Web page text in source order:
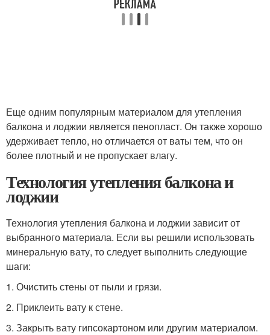
Еще одним популярным материалом для утепления
балкона и лоджии является пенопласт. Он также хорошо
удерживает тепло, но отличается от ваты тем, что он
более плотный и не пропускает влагу.
Технология утепления балкона и
лоджии
Технология утепления балкона и лоджии зависит от
выбранного материала. Если вы решили использовать
минеральную вату, то следует выполнить следующие
шаги:
1. Очистить стены от пыли и грязи.
2. Приклеить вату к стене.
3. Закрыть вату гипсокартоном или другим материалом.